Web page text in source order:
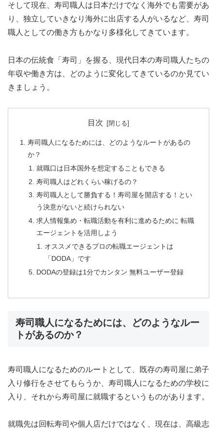
そして現在、寿司職人は日本だけでなく海外でも需要があ
り、独立していきなり海外に出店する人がいるなど、寿司
職人としての働き方もかなり多様化してきています。
日本の伝統食「寿司」を握る、現代日本の寿司職人たちの
年収や働き方は、どのように変化してきているのか見てい
きましょう。
目次
寿司職人になるためには、どのようなルートがあるの
か？
就職口は日本国外を想定することもできる
寿司職人はどれくらい稼げるの？
寿司職人として勝負する！寿司屋を開店する！とい
う決意がないと続けられない
求人情報集め・転職活動を有利に進めるために 転職
エージェントを活用しよう
オススメできるプロの転職エージェントは
「DODA」です
DODAの登録は1分でカンタン 無料ユーザー登録
寿司職人になるためには、どのようなルー
トがあるのか？
寿司職人になるためのルートとして、既存の寿司屋に弟子
入り修行をさせてもらうか、寿司職人になるための学校に
入り、それから寿司屋に就職するというものがあります。
就職先は回転寿司や個人店だけではなく、現在は、高級志